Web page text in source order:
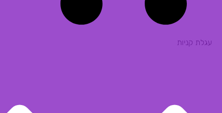
עגלת קניות